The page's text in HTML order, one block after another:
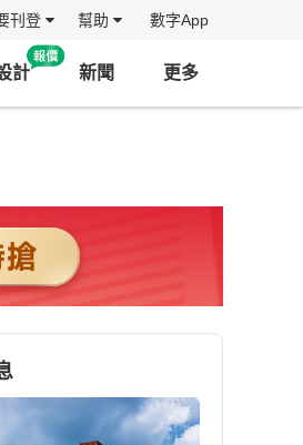
刊登 幫助 數字App
計 新聞 更多